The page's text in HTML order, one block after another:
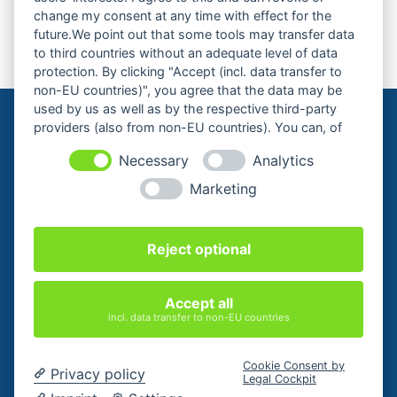
Nächste Veranstaltung
Cookie-Einstellungen ändern
KONTAKT
ZAHLUNGSARTEN
WIDERRUFSBELEHRUNG
AGB
DATENSCHUTZERKLÄRUNG
IMPRESSUM
change my consent at any time with effect for the
future.We point out that some tools may transfer data
to third countries without an adequate level of data
protection. By clicking "Accept (incl. data transfer to
non-EU countries)", you agree that the data may be
used by us as well as by the respective third-party
providers (also from non-EU countries). You can, of
Necessary
Analytics
Marketing
Reject optional
Accept all
incl. data transfer to non-EU countries
Privacy policy
Cookie Consent by
Legal Cockpit